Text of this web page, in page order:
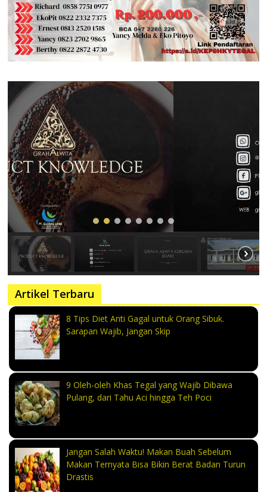
Artikel Terbaru
8 Tips Diet Anti Gagal untuk Orang Sibuk.
Sarapan Wajib, Jangan Skip
9 Oleh-oleh Khas Tegal yang Wajib Dibawa
Pulang, dari Tahu Aci hingga Teh Poci
Jangan Salah Waktu! Makan Buah Sebelum
Makan Ternyata Bisa Bikin Berat Badan Turun
Drastis